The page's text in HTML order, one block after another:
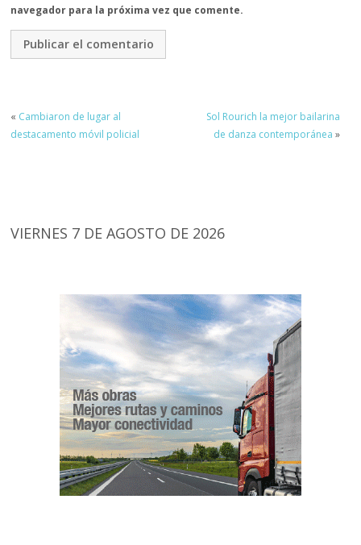
navegador para la próxima vez que comente.
« Cambiaron de lugar al
destacamento móvil policial
Sol Rourich la mejor bailarina
de danza contemporánea »
VIERNES 7 DE AGOSTO DE 2026